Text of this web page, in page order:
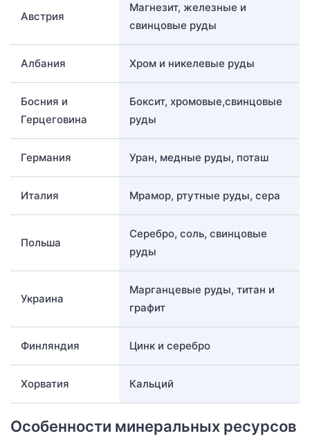
Австрия
Магнезит, железные и
свинцовые руды
Албания Хром и никелевые руды
Босния и
Герцеговина
Боксит, хромовые,свинцовые
руды
Германия Уран, медные руды, поташ
Италия Мрамор, ртутные руды, сера
Польша
Серебро, соль, свинцовые
руды
Украина
Марганцевые руды, титан и
графит
Финляндия Цинк и серебро
Хорватия Кальций
Особенности минеральных ресурсов